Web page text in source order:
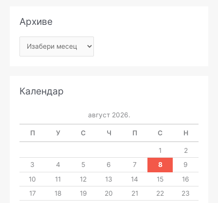
Архиве
Календар
август 2026.
П У С Ч П С Н
1
2
3
4 5 6 7 8
9
10
11 12 13 14 15
16
17
18 19 20 21 22
23